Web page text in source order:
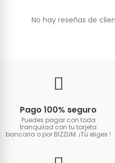
No hay reseñas de
Pago 100% seguro
Puedes pagar con toda
tranquilad con tu tarjeta
bancaria o por BIZZUM. ¡Tú eliges !